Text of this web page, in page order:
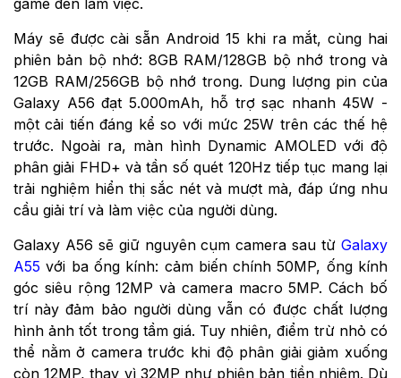
game đến làm việc.
Máy sẽ được cài sẵn Android 15 khi ra mắt, cùng hai
phiên bản bộ nhớ: 8GB RAM/128GB bộ nhớ trong và
12GB RAM/256GB bộ nhớ trong. Dung lượng pin của
Galaxy A56 đạt 5.000mAh, hỗ trợ sạc nhanh 45W -
một cải tiến đáng kể so với mức 25W trên các thế hệ
trước. Ngoài ra, màn hình Dynamic AMOLED với độ
phân giải FHD+ và tần số quét 120Hz tiếp tục mang lại
trải nghiệm hiển thị sắc nét và mượt mà, đáp ứng nhu
cầu giải trí và làm việc của người dùng.
Galaxy A56 sẽ giữ nguyên cụm camera sau từ Galaxy
A55 với ba ống kính: cảm biến chính 50MP, ống kính
góc siêu rộng 12MP và camera macro 5MP. Cách bố
trí này đảm bảo người dùng vẫn có được chất lượng
hình ảnh tốt trong tầm giá. Tuy nhiên, điểm trừ nhỏ có
thể nằm ở camera trước khi độ phân giải giảm xuống
còn 12MP, thay vì 32MP như phiên bản tiền nhiệm. Dù